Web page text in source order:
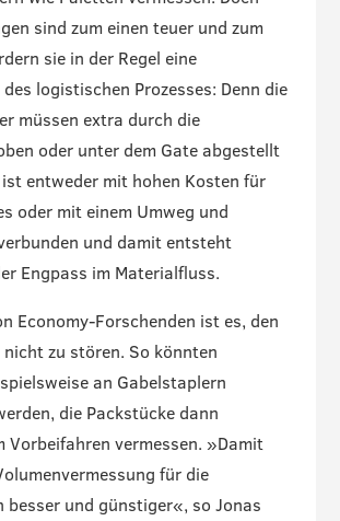
sind zum einen teuer und zum
sie in der Regel eine
logistischen Prozesses: Denn die
müssen extra durch die
oder unter dem Gate abgestellt
entweder mit hohen Kosten für
oder mit einem Umweg und
und damit entsteht
Engpass im Materialfluss.
Economy-Forschenden ist es, den
zu stören. So könnten
an Gabelstaplern
die Packstücke dann
Vorbeifahren vermessen. »Damit
für die
besser und günstiger«, so Jonas